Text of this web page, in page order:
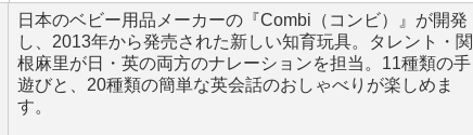
日本のベビー用品メーカーの『Combi（コンビ）』が開発
し、2013年から発売された新しい知育玩具。タレント・関
根麻里が日・英の両方のナレーションを担当。11種類の手
遊びと、20種類の簡単な英会話のおしゃべりが楽しめま
す。